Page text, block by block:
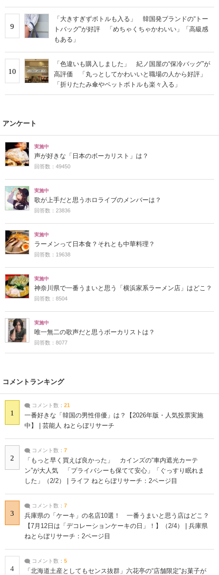
9
「大きすぎずボトルも入る」 韓国発ブランドの“トー
トバッグ”が好評 「めちゃくちゃかわいい」「高級感
もある」
10
「色違いも購入しました」 紀ノ国屋の“保冷バッグ”が
高評価 「丸っとしてかわいいと職場の人から好評」
「折りたたみ傘やペットボトルも楽々入る」
アンケート
実施中
声が好きな「日本のボーカリスト」は？
回答数：49450
実施中
歌が上手だと思うホロライブのメンバーは？
回答数：23836
実施中
ラーメンって日本食？それとも中華料理？
回答数：19638
実施中
神奈川県で一番うまいと思う「横浜家系ラーメン店」はどこ？
回答数：8504
実施中
唯一無二の歌声だと思うボーカリストは？
回答数：8077
コメントランキング
1
コメント数： 21
一番好きな「韓国の男性俳優」は？【2026年版・人気投票実施
中】 | 芸能人 ねとらぼリサーチ
2
コメント数： 7
「もっと早く買えば良かった」 カインズの“車内遮光カーテ
ン”が大人気 「プライバシーも保てて安心」「ぐっすり眠れま
した」（2/2） | ライフ ねとらぼリサーチ：2ページ目
3
コメント数： 7
兵庫県の「ケーキ」の名店10選！ 一番うまいと思う店はどこ？
【7月12日は「デコレーションケーキの日」！】（2/4） | 兵庫県
ねとらぼリサーチ：2ページ目
4
コメント数： 5
「北海道土産としてもセンス抜群」六花亭の“店舗限定”お菓子が